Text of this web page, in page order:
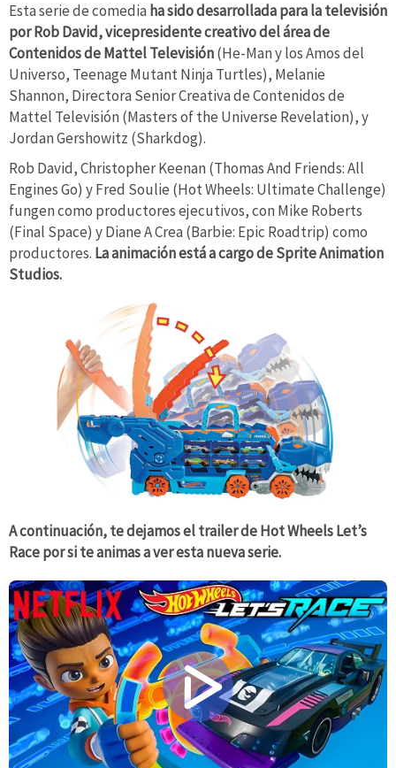
Esta serie de comedia ha sido desarrollada para la televisión
por Rob David, vicepresidente creativo del área de
Contenidos de Mattel Televisión(He-Man y los Amos del
Universo, Teenage Mutant Ninja Turtles), Melanie
Shannon, Directora Senior Creativa de Contenidos de
Mattel Televisión (Masters of the Universe Revelation), y
Jordan Gershowitz (Sharkdog).
Rob David, Christopher Keenan (Thomas And Friends: All
Engines Go) y Fred Soulie (Hot Wheels: Ultimate Challenge)
fungen como productores ejecutivos, con Mike Roberts
(Final Space) y Diane A Crea (Barbie: Epic Roadtrip) como
productores. La animación está a cargo de Sprite Animation
Studios.
A continuación, te dejamos el trailer de Hot Wheels Let’s
Race por si te animas a ver esta nueva serie.